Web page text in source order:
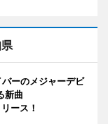
ーのメジャーデビ
新曲
ース！